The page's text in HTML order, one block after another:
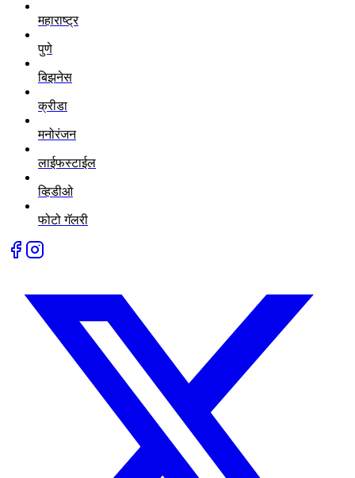
महाराष्ट्र
पुणे
बिझनेस
क्रीडा
मनोरंजन
लाईफस्टाईल
व्हिडीओ
फोटो गॅलरी